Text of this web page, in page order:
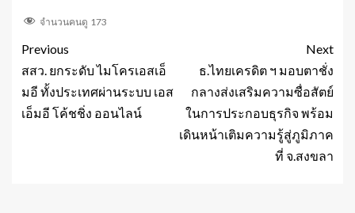
จำนวนคนดู 173
Previous
สสว. ยกระดับ ไมโครเอสเอ็
มอี ทั้งประเทศผ่านระบบ เอส
เอ็มอี โค้ชชิ่ง ออนไลน์
Next
ธ.ไทยเครดิต ฯ มอบตาชั่ง
กลางส่งเสริมความซื่อสัตย์
ในการประกอบธุรกิจ พร้อม
เดินหน้าเติมความรู้สู่ภูมิภาค
ที่ จ.สงขลา